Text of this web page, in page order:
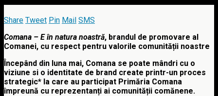
Share Tweet Pin Mail SMS
Comana – E în natura noastră, brandul de promovare al
Comanei, cu respect pentru valorile comunității noastre
Începând din luna mai, Comana se poate mândri cu o
viziune si o identitate de brand create printr-un proces
strategic* la care au participat Primăria Comana
împreună cu reprezentanți ai comunității comănene.